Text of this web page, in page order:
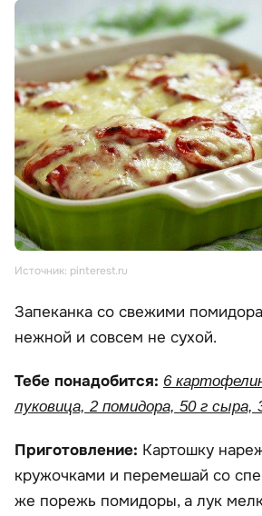
Источник: pinterest.ru
Запеканка со свежими
нежной и совсем не сухой.
Тебе понадобится: 6
луковица, 2 помидора, 50 г сыра,
Приготовление: Картошку
кружочками и перемешай со
же порежь помидоры, а лук